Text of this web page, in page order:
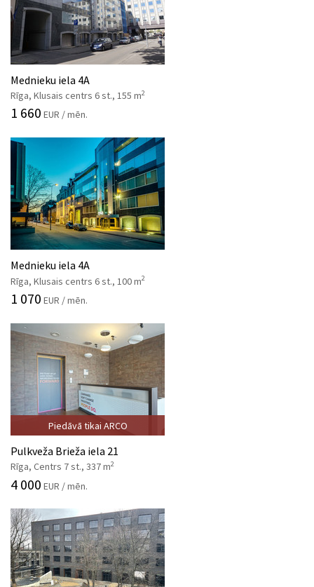
Mednieku iela 4A
Rīga, Klusais centrs 6 st., 155 m2
1 660 EUR / mēn.
Mednieku iela 4A
Rīga, Klusais centrs 6 st., 100 m2
1 070 EUR / mēn.
Piedāvā tikai ARCO
Pulkveža Brieža iela 21
Rīga, Centrs 7 st., 337 m2
4 000 EUR / mēn.